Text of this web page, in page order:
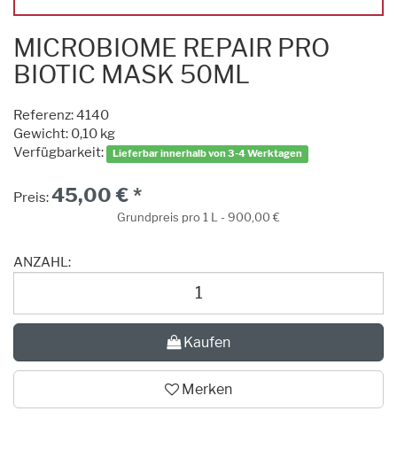
MICROBIOME REPAIR PRO
BIOTIC MASK 50ML
Referenz:4140
Gewicht: 0,10 kg
Verfügbarkeit:
Lieferbar innerhalb von 3-4 Werktagen
Preis:45,00 € *
Grundpreis pro 1 L - 900,00 €
ANZAHL:
Kaufen
Merken